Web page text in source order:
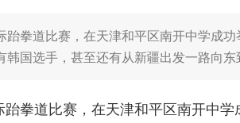
跆拳道比赛，在天津和平区南开中学成
韩国选手，甚至还有从新疆出发一路向
拳道比赛，在天津和平区南开中学